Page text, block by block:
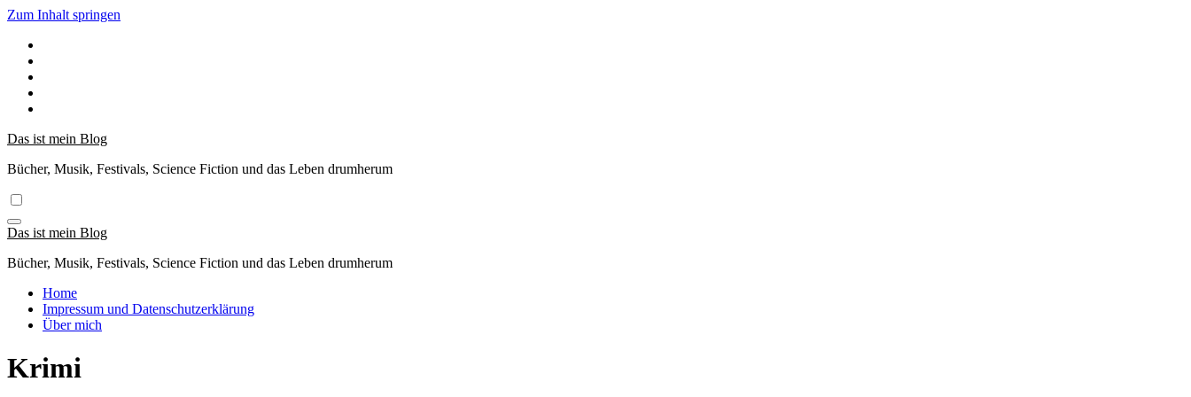
Zum Inhalt springen
Das ist mein Blog
Bücher, Musik, Festivals, Science Fiction und das Leben drumherum
Das ist mein Blog
Bücher, Musik, Festivals, Science Fiction und das Leben drumherum
Home
Impressum und Datenschutzerklärung
Über mich
Krimi